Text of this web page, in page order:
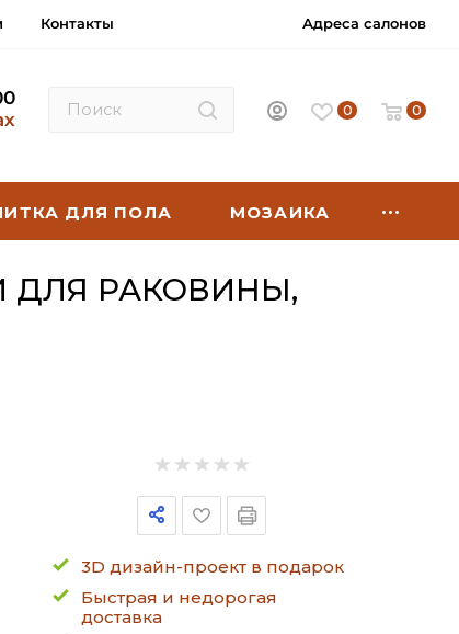
Контакты Адреса салонов
0 0
ДЛЯ ПОЛА МОЗАИКА
ДЛЯ РАКОВИНЫ,
3D дизайн-проект в подарок
Быстрая и недорогая
доставка